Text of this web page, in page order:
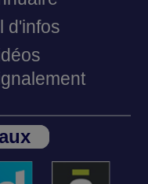
d'infos